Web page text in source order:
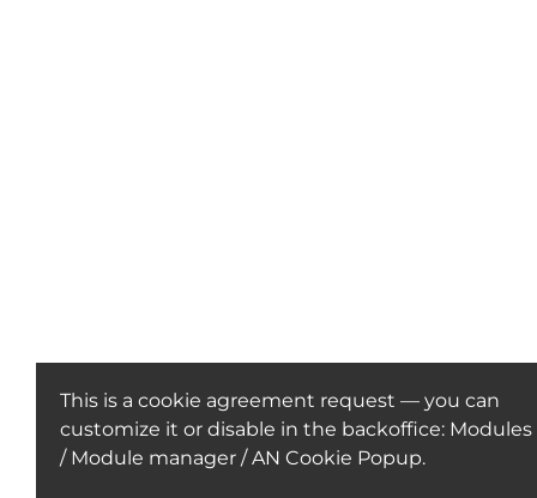
This is a cookie agreement request — you can
customize it or disable in the backoffice: Modules
/ Module manager / AN Cookie Popup.